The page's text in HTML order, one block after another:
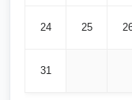
24 25
31